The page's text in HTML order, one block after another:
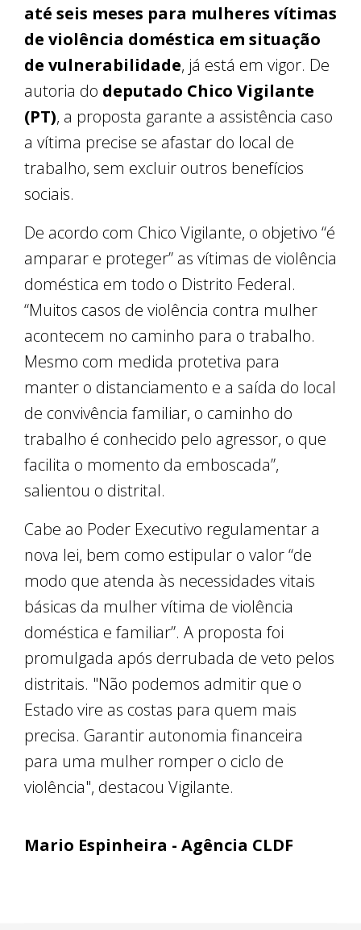
até seis meses para mulheres vítimas
de violência doméstica em situação
de vulnerabilidade, já está em vigor. De
autoria do deputado Chico Vigilante
(PT), a proposta garante a assistência caso
a vítima precise se afastar do local de
trabalho, sem excluir outros benefícios
sociais.
De acordo com Chico Vigilante, o objetivo “é
amparar e proteger” as vítimas de violência
doméstica em todo o Distrito Federal.
“Muitos casos de violência contra mulher
acontecem no caminho para o trabalho.
Mesmo com medida protetiva para
manter o distanciamento e a saída do local
de convivência familiar, o caminho do
trabalho é conhecido pelo agressor, o que
facilita o momento da emboscada”,
salientou o distrital.
Cabe ao Poder Executivo regulamentar a
nova lei, bem como estipular o valor “de
modo que atenda às necessidades vitais
básicas da mulher vítima de violência
doméstica e familiar”. A proposta foi
promulgada após derrubada de veto pelos
distritais. "Não podemos admitir que o
Estado vire as costas para quem mais
precisa. Garantir autonomia financeira
para uma mulher romper o ciclo de
violência", destacou Vigilante.
Mario Espinheira - Agência CLDF